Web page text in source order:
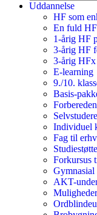
Uddannelse
HF som
En fuld
1-årig HF
3-årig HF
3-årig HFx
E-learning
9./10.
Basis-
Individuel
Fag til
Forkursus
AKT-